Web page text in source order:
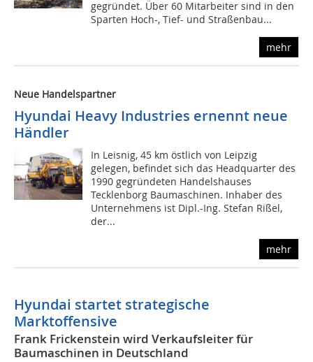
gegründet. Über 60 Mitarbeiter sind in den
Sparten Hoch-, Tief- und Straßenbau...
mehr
Neue Handelspartner
Hyundai Heavy Industries ernennt neue
Händler
In Leisnig, 45 km östlich von Leipzig
gelegen, befindet sich das Headquarter des
1990 gegründeten Handelshauses
Tecklenborg Baumaschinen. Inhaber des
Unternehmens ist Dipl.-Ing. Stefan Rißel,
der...
mehr
Hyundai startet strategische
Marktoffensive
Frank Frickenstein wird Verkaufsleiter für
Baumaschinen in Deutschland